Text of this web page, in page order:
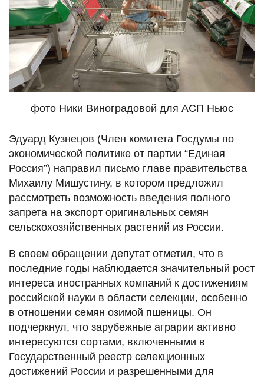
фото Ники Виноградовой для АСП Ньюс
Эдуард Кузнецов (Член комитета Госдумы по
экономической политике от партии “Единая
Россия”) направил письмо главе правительства
Михаилу Мишустину, в котором предложил
рассмотреть возможность введения полного
запрета на экспорт оригинальных семян
сельскохозяйственных растений из России.
В своем обращении депутат отметил, что в
последние годы наблюдается значительный рост
интереса иностранных компаний к достижениям
российской науки в области селекции, особенно
в отношении семян озимой пшеницы. Он
подчеркнул, что зарубежные аграрии активно
интересуются сортами, включенными в
Государственный реестр селекционных
достижений России и разрешенными для